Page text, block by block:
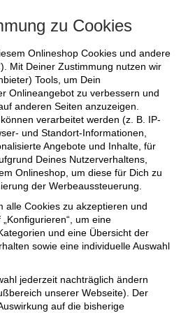
zu Cookies
Onlineshop Cookies und andere
Mit Deiner Zustimmung nutzen wir
Tools, um Dein
Onlineangebot zu verbessern und
anderen Seiten anzuzeigen.
verarbeitet werden (z. B. IP-
und Standort-Informationen,
Angebote und Inhalte, für
Deines Nutzerverhaltens,
Onlineshop, um diese für Dich zu
der Werbeaussteuerung.
alle Cookies zu akzeptieren und
um eine
und eine Übersicht der
sowie eine individuelle Auswahl
jederzeit nachträglich ändern
unserer Webseite). Der
auf die bisherige